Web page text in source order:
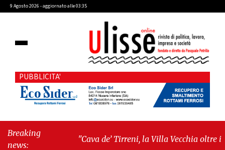
9 Agosto 2026 - aggiornato alle 03:35
PUBBLICITA'
Breaking
news:
"Cava de’ Tirreni, la Villa Vecchia oltre i